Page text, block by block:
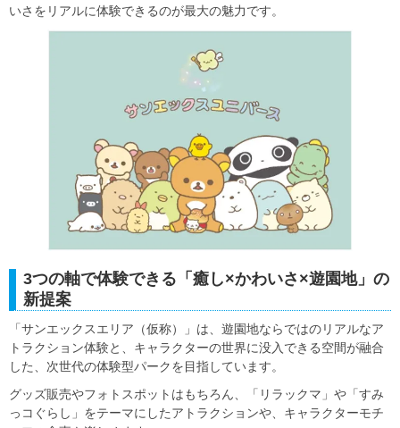
いさをリアルに体験できるのが最大の魅力です。
3つの軸で体験できる「癒し×かわいさ×遊園地」の
新提案
「サンエックスエリア（仮称）」は、遊園地ならではのリアルなア
トラクション体験と、キャラクターの世界に没入できる空間が融合
した、次世代の体験型パークを目指しています。
グッズ販売やフォトスポットはもちろん、「リラックマ」や「すみ
っコぐらし」をテーマにしたアトラクションや、キャラクターモチ